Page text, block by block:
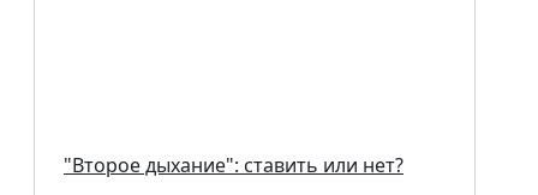
"Второе дыхание": ставить или нет?